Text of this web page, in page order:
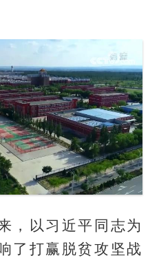
以习近平同志为
了打赢脱贫攻坚战